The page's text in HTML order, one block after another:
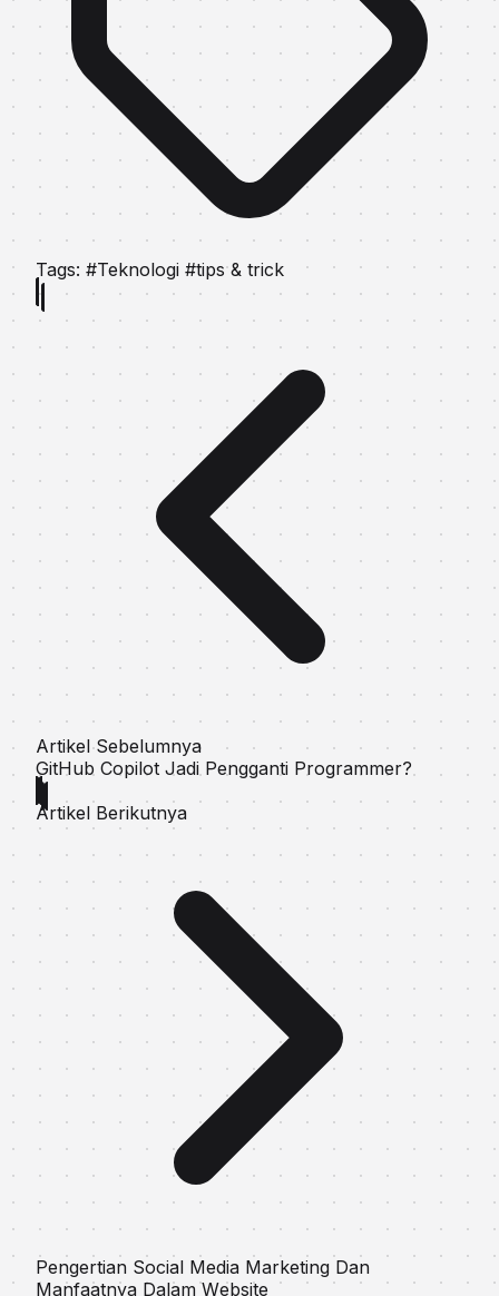
Tags: #Teknologi #tips & trick
Artikel Sebelumnya
GitHub Copilot Jadi Pengganti Programmer?
Artikel Berikutnya
Pengertian Social Media Marketing Dаn
Mаnfааtnуа Dalam Wеbѕіtе